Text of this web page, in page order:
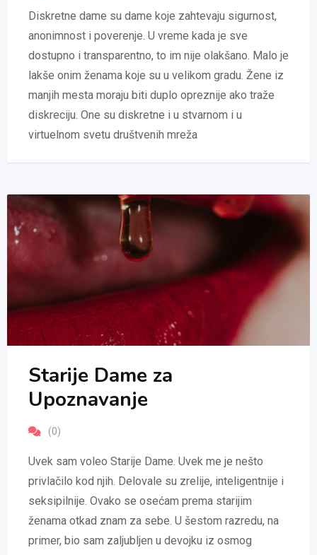
Diskretne dame su dame koje zahtevaju sigurnost,
anonimnost i poverenje. U vreme kada je sve
dostupno i transparentno, to im nije olakšano. Malo je
lakše onim ženama koje su u velikom gradu. Žene iz
manjih mesta moraju biti duplo opreznije ako traže
diskreciju. One su diskretne i u stvarnom i u
virtuelnom svetu društvenih mreža
Starije Dame za
Upoznavanje
(0)
Uvek sam voleo Starije Dame. Uvek me je nešto
privlačilo kod njih. Delovale su zrelije, inteligentnije i
seksipilnije. Ovako se osećam prema starijim
ženama otkad znam za sebe. U šestom razredu, na
primer, bio sam zaljubljen u devojku iz osmog